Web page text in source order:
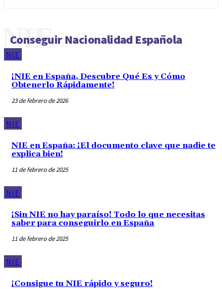
Conseguir Nacionalidad Española
NIE
NIE
¡NIE en España, Descubre Qué Es y Cómo
Obtenerlo Rápidamente!
23 de febrero de 2026
NIE
NIE en España: ¡El documento clave que nadie te
explica bien!
11 de febrero de 2025
NIE
¡Sin NIE no hay paraíso! Todo lo que necesitas
saber para conseguirlo en España
11 de febrero de 2025
NIE
¡Consigue tu NIE rápido y seguro!